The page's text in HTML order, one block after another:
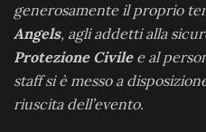
generosamente il proprio
Angels, agli addetti alla
Protezione Civilee al
staff si è messo a
riuscita dell’evento.